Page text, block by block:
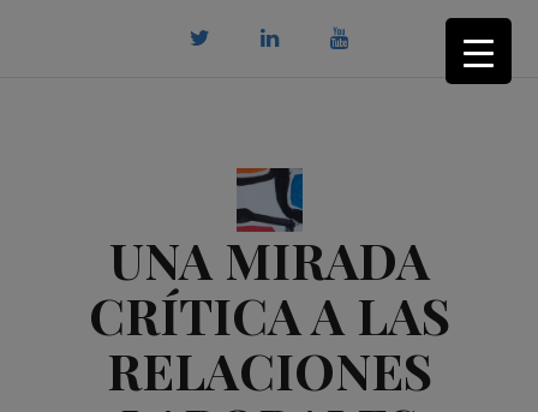
UNA MIRADA
CRÍTICA A LAS
RELACIONES